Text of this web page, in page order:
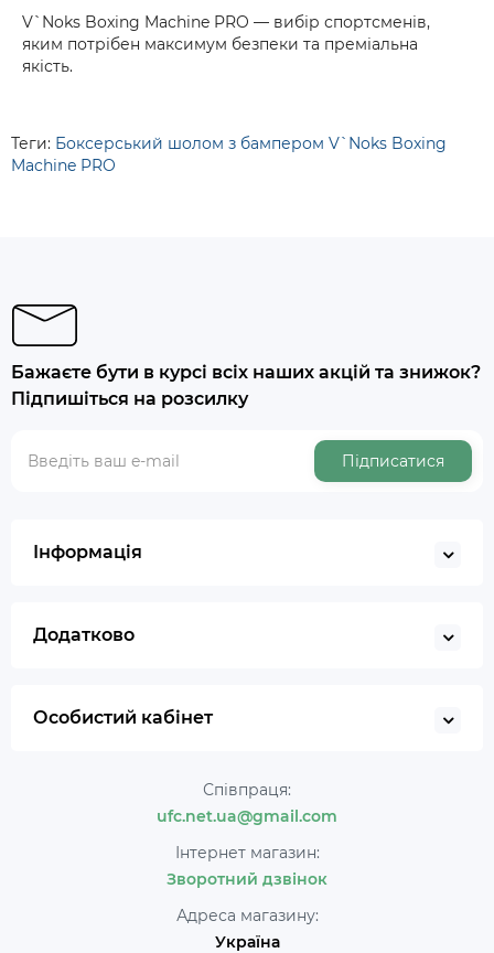
V`Noks Boxing Machine PRO — вибір спортсменів,
яким потрібен максимум безпеки та преміальна
якість.
Теги: Боксерський шолом з бампером V`Noks Boxing
Machine PRO
Бажаєте бути в курсі всіх наших акцій та знижок?
Підпишіться на розсилку
Підписатися
Інформація
Додатково
Особистий кабінет
Співпраця:
ufc.net.ua@gmail.com
Інтернет магазин:
Зворотний дзвінок
Адреса магазину:
Україна